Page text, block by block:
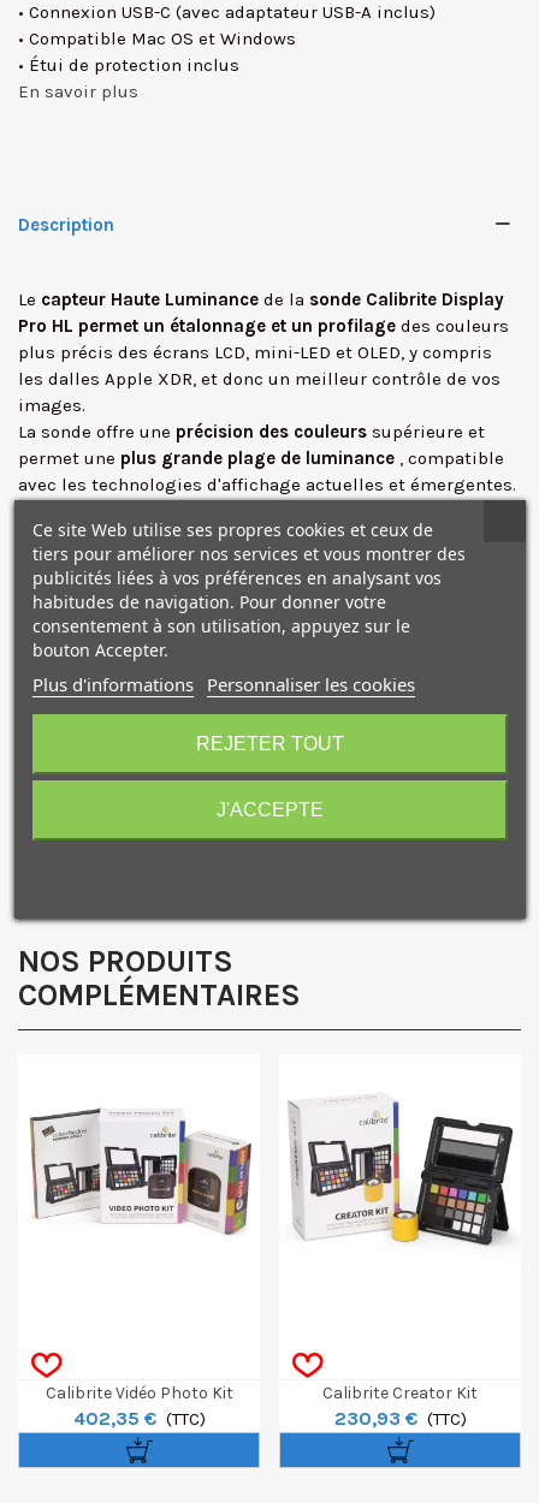
• Connexion USB-C (avec adaptateur USB-A inclus)
• Compatible Mac OS et Windows
• Étui de protection inclus
En savoir plus
Description
Le capteur Haute Luminance de la sonde Calibrite Display
Pro HL permet un étalonnage et un profilage des couleurs
plus précis des écrans LCD, mini-LED et OLED, y compris
les dalles Apple XDR, et donc un meilleur contrôle de vos
images.
La sonde offre une précision des couleurs supérieure et
permet une plus grande plage de luminance , compatible
avec les technologies d'affichage actuelles et émergentes.
personnalisé pour votre projecteur ou votre grand écran
directement à partir de votre ordinateur portable, en
quelques minutes seulement. Le processus de profilage
prend en compte toutes les conditions de la pièce, y
compris les couleurs projetées, la couleur de l'écran et
Lelogiciel Calibrite Profiler offre des fonctions entièrement
telles que point blanc, gamma, validation
du profil, options de vérification de l'uniformité et plus
encore. Il est compatible avec les systèmes d'exploitation
NOS PRODUITS
COMPLÉMENTAIRES
Calibrite Vidéo Photo Kit
402,35 € (TTC)
Calibrite Creator Kit
230,93 € (TTC)
Ce site Web utilise ses propres cookies et ceux de
tiers pour améliorer nos services et vous montrer des
publicités liées à vos préférences en analysant vos
habitudes de navigation. Pour donner votre
consentement à son utilisation, appuyez sur le
bouton Accepter.
Plus d'informations Personnaliser les cookies
REJETER TOUT
J'ACCEPTE
10€ OFFERTS sur votre
premier achat !
J'accepte de recevoir des SMS de la part de la marque.
Obtenir mon code promo.